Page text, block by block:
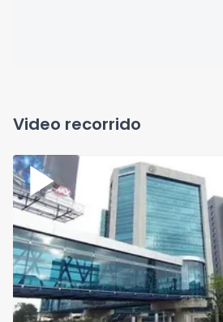
Video recorrido